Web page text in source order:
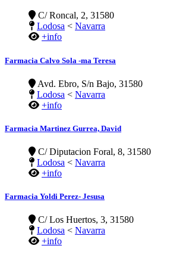
C/ Roncal, 2, 31580
Lodosa < Navarra
+info
Farmacia Calvo Sola -ma Teresa
Avd. Ebro, S/n Bajo, 31580
Lodosa < Navarra
+info
Farmacia Martinez Gurrea, David
C/ Diputacion Foral, 8, 31580
Lodosa < Navarra
+info
Farmacia Yoldi Perez- Jesusa
C/ Los Huertos, 3, 31580
Lodosa < Navarra
+info